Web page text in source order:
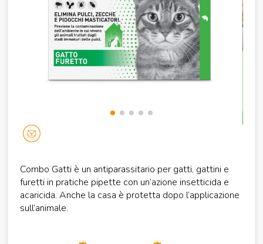
Combo Gatti è un antiparassitario per gatti, gattini e
furetti in pratiche pipette con un’azione insetticida e
acaricida. Anche la casa è protetta dopo l’applicazione
sull’animale.